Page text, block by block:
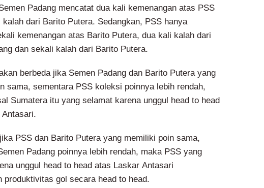
Padang mencatat dua kali kemenangan atas PSS
dari Barito Putera. Sedangkan, PSS hanya
kemenangan atas Barito Putera, dua kali kalah dari
dan sekali kalah dari Barito Putera.
berbeda jika Semen Padang dan Barito Putera yang
sama, sementara PSS koleksi poinnya lebih rendah,
Sumatera itu yang selamat karena unggul head to head
PSS dan Barito Putera yang memiliki poin sama,
Padang poinnya lebih rendah, maka PSS yang
unggul head to head atas Laskar Antasari
produktivitas gol secara head to head.